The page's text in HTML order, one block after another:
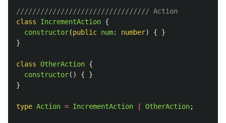
///////////////////////////////// Action
class
IncrementAction {
constructor(public num: number) {
}
}
class OtherAction {
constructor() {
}
}
type Action = IncrementAction OtherAction;